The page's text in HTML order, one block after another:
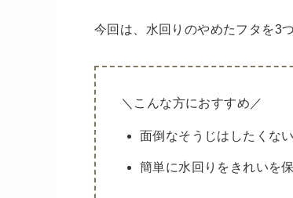
今回は、水回りのやめたフタを3
＼こんな方におすすめ／
面倒なそうじはしたくない
簡単に水回りをきれいを